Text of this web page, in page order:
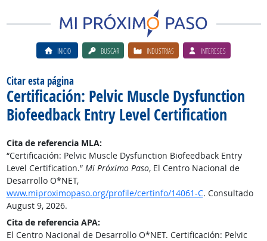
INICIO BUSCAR INDUSTRIAS INTERESES
Citar esta página
Certificación: Pelvic Muscle Dysfunction
Biofeedback Entry Level Certification
Cita de referencia MLA:
“Certificación: Pelvic Muscle Dysfunction Biofeedback Entry
Level Certification.” Mi Próximo Paso, El Centro Nacional de
Desarrollo O*NET,
www.miproximopaso.org/profile/certinfo/14061-C. Consultado
August 9, 2026.
Cita de referencia APA:
El Centro Nacional de Desarrollo O*NET. Certificación: Pelvic